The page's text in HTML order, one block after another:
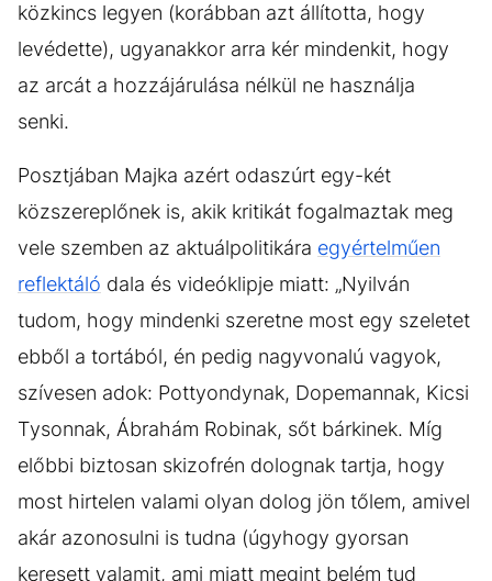
közkincs legyen (korábban azt állította, hogy
levédette), ugyanakkor arra kér mindenkit, hogy
az arcát a hozzájárulása nélkül ne használja
senki.
Posztjában Majka azért odaszúrt egy-két
közszereplőnek is, akik kritikát fogalmaztak meg
vele szemben az aktuálpolitikára egyértelműen
reflektáló dala és videóklipje miatt: „Nyilván
tudom, hogy mindenki szeretne most egy szeletet
ebből a tortából, én pedig nagyvonalú vagyok,
szívesen adok: Pottyondynak, Dopemannak, Kicsi
Tysonnak, Ábrahám Robinak, sőt bárkinek. Míg
előbbi biztosan skizofrén dolognak tartja, hogy
most hirtelen valami olyan dolog jön tőlem, amivel
akár azonosulni is tudna (úgyhogy gyorsan
keresett valamit, ami miatt megint belém tud